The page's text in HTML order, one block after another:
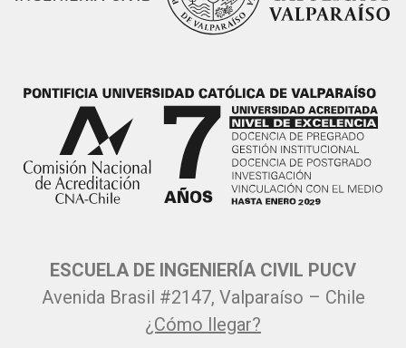
ESCUELA DE INGENIERÍA CIVIL PUCV
Avenida Brasil #2147, Valparaíso – Chile
¿Cómo llegar?